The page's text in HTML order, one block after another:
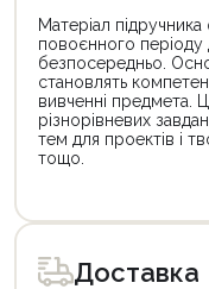
Матеріал підручника
повоєнного періоду
безпосередньо.
становлять
вивченні предмета.
різнорівневих
тем для проектів і
тощо.
товар
для
покупкиДоставка